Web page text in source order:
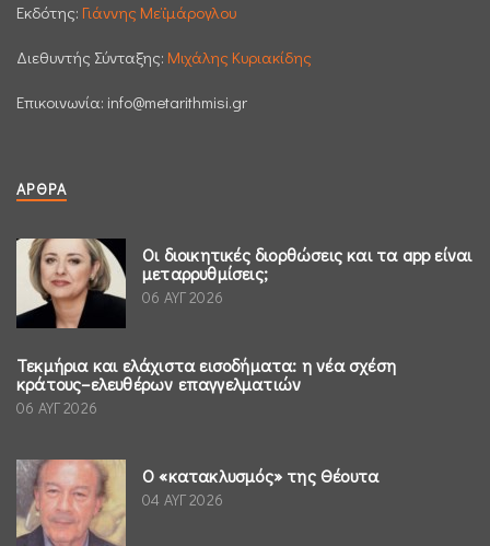
Εκδότης: Γιάννης Μεϊμάρογλου
Διεθυντής Σύνταξης: Μιχάλης Κυριακίδης
Επικοινωνία: info@metarithmisi.gr
ΆΡΘΡΑ
Οι διοικητικές διορθώσεις και τα app είναι
μεταρρυθμίσεις;
06 ΑΥΓ 2026
Τεκμήρια και ελάχιστα εισοδήματα: η νέα σχέση
κράτους–ελευθέρων επαγγελματιών
06 ΑΥΓ 2026
Ο «κατακλυσμός» της Θέουτα
04 ΑΥΓ 2026